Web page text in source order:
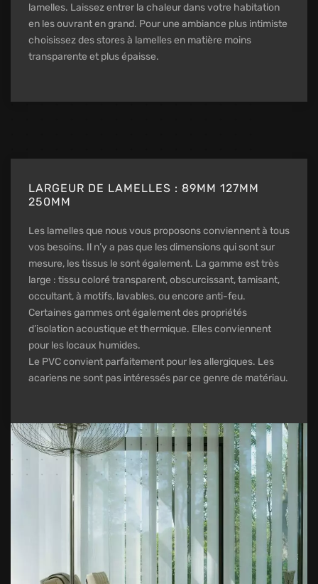
lamelles. Laissez entrer la chaleur dans votre habitation
en les ouvrant en grand. Pour une ambiance plus intimiste
choisissez des stores à lamelles en matière moins
transparente et plus épaisse.
LARGEUR DE LAMELLES : 89MM 127MM
250MM
Les lamelles que nous vous proposons conviennent à tous
vos besoins. Il n’y a pas que les dimensions qui sont sur
mesure, les tissus le sont également. La gamme est très
large : tissu coloré transparent, obscurcissant, tamisant,
occultant, à motifs, lavables, ou encore anti-feu.
Certaines gammes ont également des propriétés
d’isolation acoustique et thermique. Elles conviennent
pour les locaux humides.
Le PVC convient parfaitement pour les allergiques. Les
acariens ne sont pas intéressés par ce genre de matériau.